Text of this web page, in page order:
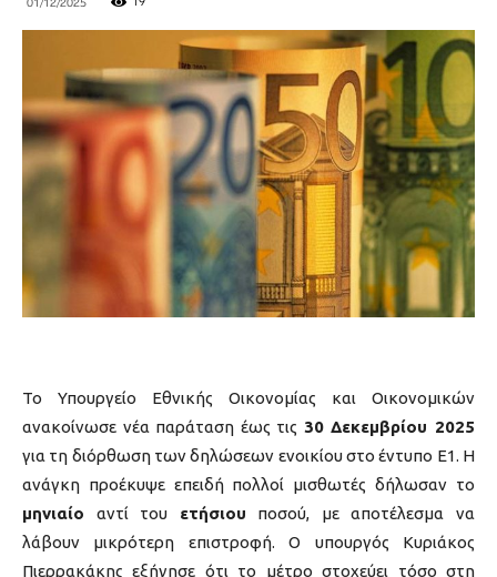
Το Υπουργείο Εθνικής Οικονομίας και Οικονομικών
ανακοίνωσε νέα παράταση έως τις 30 Δεκεμβρίου 2025
για τη διόρθωση των δηλώσεων ενοικίου στο έντυπο Ε1. Η
ανάγκη προέκυψε επειδή πολλοί μισθωτές δήλωσαν το
μηνιαίο αντί του ετήσιου ποσού, με αποτέλεσμα να
λάβουν μικρότερη επιστροφή. Ο υπουργός Κυριάκος
Πιερρακάκης εξήγησε ότι το μέτρο στοχεύει τόσο στη